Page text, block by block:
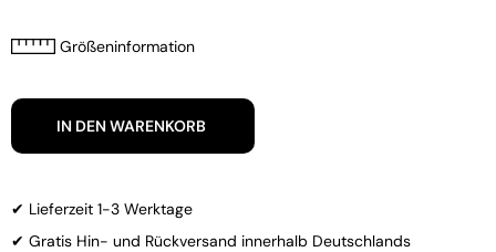
Größeninformation
IN DEN WARENKORB
✔ Lieferzeit 1-3 Werktage
✔ Gratis Hin- und Rückversand innerhalb Deutschlands